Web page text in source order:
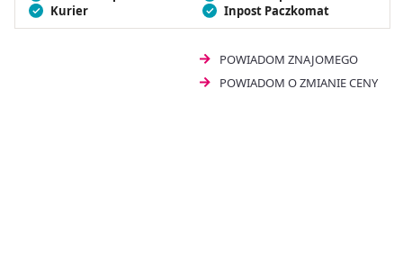
Kurier
Inpost Paczkomat
POWIADOM ZNAJOMEGO
POWIADOM O ZMIANIE CENY